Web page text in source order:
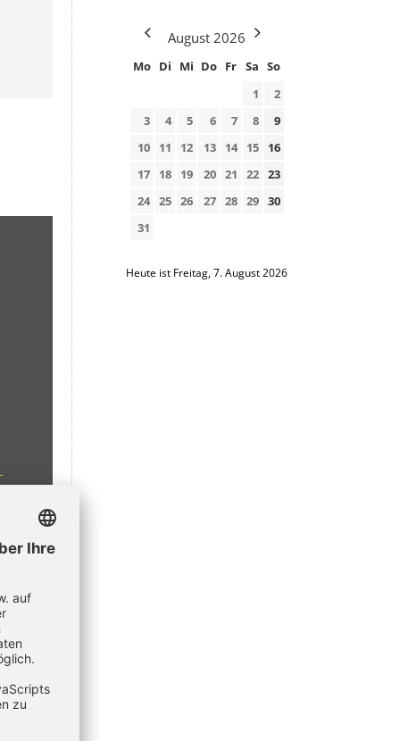
August 2026
Mo Di Mi Do Fr Sa So
1
2
3
4 5 6 7 8
9
10
11 12 13 14 15
16
17
18 19 20 21 22 23
24 25 26 27 28 29 30
31
Heute ist Freitag, 7. August 2026